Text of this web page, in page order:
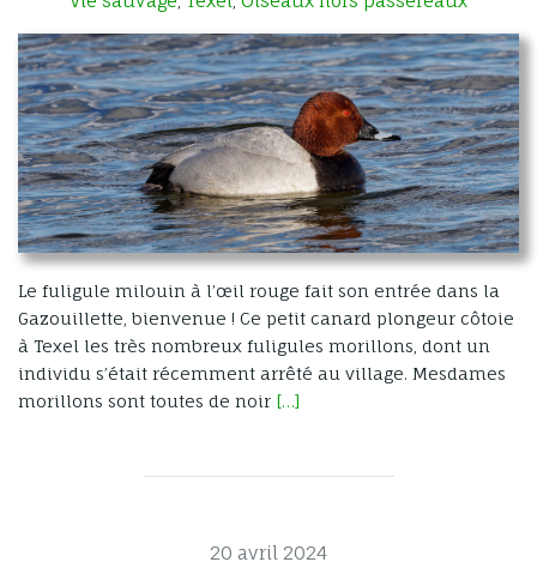
Le fuligule milouin à l’œil rouge fait son entrée dans la
Gazouillette, bienvenue ! Ce petit canard plongeur côtoie
à Texel les très nombreux fuligules morillons, dont un
individu s’était récemment arrêté au village. Mesdames
morillons sont toutes de noir […]
20 avril 2024